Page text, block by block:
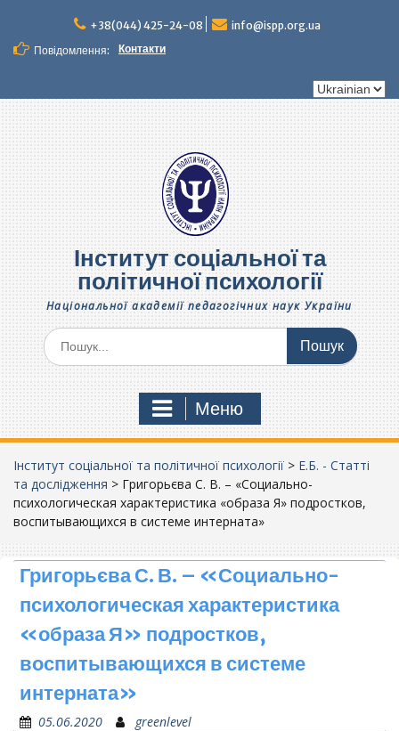
вмісту
+38(044) 425-24-08
info@ispp.org.ua
Повідомлення:
Контакти
Вибрати
Інститут соціальної та
політичної психології
Національної академії педагогічних наук України
Шукати:
Меню
Інститут соціальної та політичної психології > Е.Б. - Статті
та дослідження > Григорьєва С. В. – «Социально-
психологическая характеристика «образа Я» подростков,
воспитывающихся в системе интерната»
Григорьєва С. В. – «Социально-
психологическая характеристика
«образа Я» подростков,
воспитывающихся в системе
интерната»
05.06.2020 greenlevel